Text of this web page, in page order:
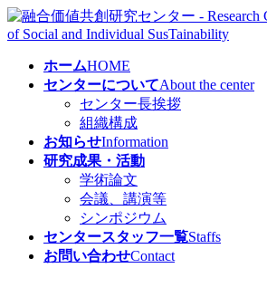
コ
ン
ナ
ビ
ホームHOME
センターについてAbout the center
センター長挨拶
組織構成
お知らせInformation
研究成果・活動
学術論文
会議、講演等
シンポジウム
センタースタッフ一覧Staffs
お問い合わせContact